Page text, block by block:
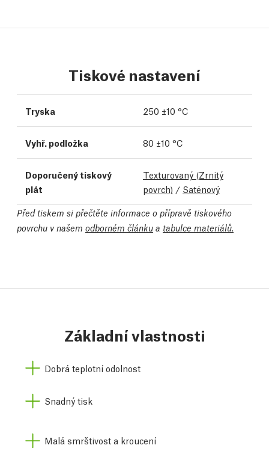
Tiskové nastavení
Tryska 250 ±10 °C
Vyhř. podložka 80 ±10 °C
Doporučený tiskový
plát
Texturovaný (Zrnitý
povrch) / Saténový
Před tiskem si přečtěte informace o přípravě tiskového
povrchu v našem odborném článku a tabulce materiálů.
Základní vlastnosti
Dobrá teplotní odolnost
Snadný tisk
Malá smrštivost a kroucení